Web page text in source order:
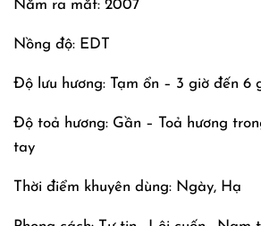
Năm ra mắt: 2007
Nồng độ: EDT
Độ lưu hương: Tạm ổn – 3 giờ đến 6
Độ toả hương: Gần – Toả hương
tay
Thời điểm khuyên dùng: Ngày, Hạ